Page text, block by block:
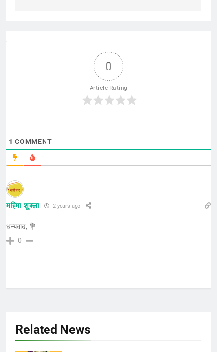
0
Article Rating
1 COMMENT
महिमा शुक्ला 2 years ago
धन्यवाद, 💐
0
Related News